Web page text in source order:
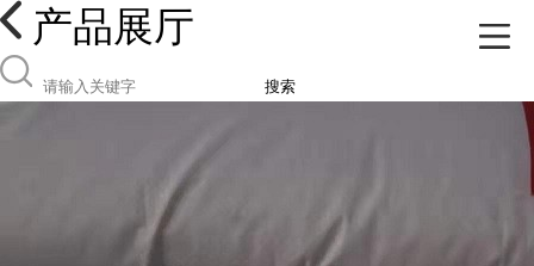
产品展厅
搜索